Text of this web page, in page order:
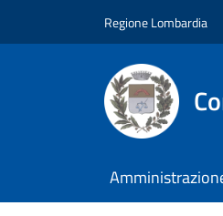
Regione Lombardia